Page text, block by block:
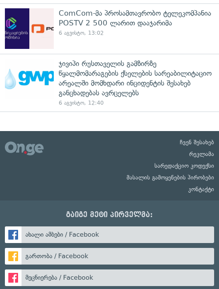
ComCom-მა პროსამთავრობო ტელეკომპანია
POSTV 2 500 ლარით დააჯარიმა
6 აგვისტო, 13:02
ჯივიპი რუსთაველის გამზირზე
წყალმომარაგების ქსელების სარეაბილიტაციო
არეალში მომხდარი ინციდენტის შესახებ
განცხადებას ავრცელებს
6 აგვისტო, 12:40
ჩვენ შესახებ
რეკლამა
სარედაქციო კოდექსი
მასალის გამოყენების პირობები
კონტაქტი
გაიგე მეტი პირველმა:
ახალი ამბები / Facebook
გართობა / Facebook
მეცნიერება / Facebook